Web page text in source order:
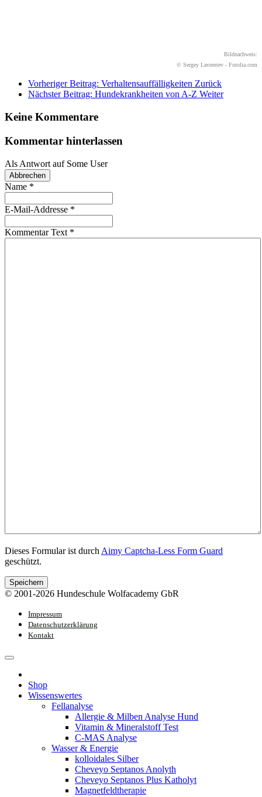
Bildnachweis:
© Sergey Lavrentev - Fotolia.com
Vorheriger Beitrag: Verhaltensauffälligkeiten Zurück
Nächster Beitrag: Hundekrankheiten von A-Z Weiter
Keine Kommentare
Kommentar hinterlassen
Als Antwort auf Some User
Abbrechen
Name *
E-Mail-Addresse *
Kommentar Text *
Dieses Formular ist durch Aimy Captcha-Less Form Guard
geschützt.
Speichern
© 2001-2026 Hundeschule Wolfacademy GbR
Impressum
Datenschutzerklärung
Kontakt
Shop
Wissenswertes
Fellanalyse
Allergie & Milben Analyse Hund
Vitamin & Mineralstoff Test
C-MAS Analyse
Wasser & Energie
kolloidales Silber
Cheveyo Septanos Anolyth
Cheveyo Septanos Plus Katholyt
Magnetfeldtherapie